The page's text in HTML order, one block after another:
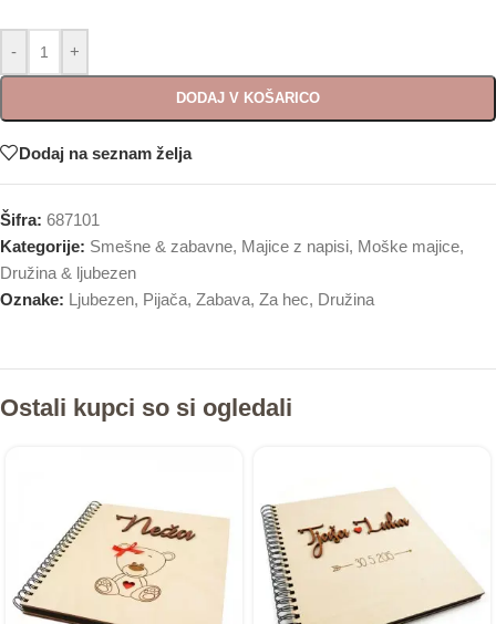
- +
DODAJ V KOŠARICO
Dodaj na seznam želja
Šifra: 687101
Kategorije: Smešne & zabavne, Majice z napisi, Moške majice,
Družina & ljubezen
Oznake: Ljubezen, Pijača, Zabava, Za hec, Družina
Ostali kupci so si ogledali